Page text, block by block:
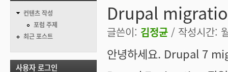
Drupal
글쓴이: 김정균 / 작성시간:
안녕하세요. Drupal 7
컨텐츠 작성
포럼 주제
최근 포스트
사용자 로그인